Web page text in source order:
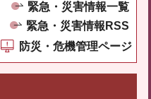
緊急・災害情報一覧
緊急・災害情報RSS
防災・危機管理ページ